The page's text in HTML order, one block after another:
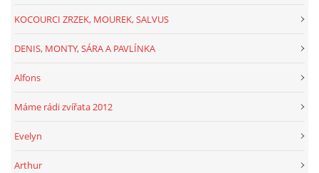
KOCOURCI ZRZEK, MOUREK, SALVUS
DENIS, MONTY, SÁRA A PAVLÍNKA
Alfons
Máme rádi zvířata 2012
Evelyn
Arthur